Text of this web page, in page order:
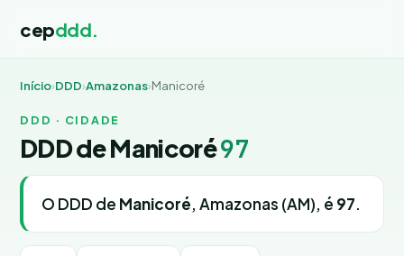
cepddd.
Início›DDD›Amazonas›Manicoré
DDD · CIDADE
DDD de Manicoré97
O DDD de Manicoré, Amazonas (AM), é 97.